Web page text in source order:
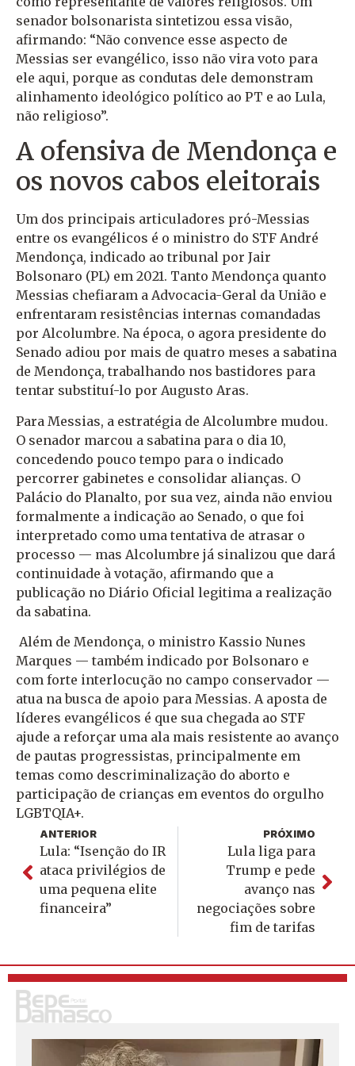
senador bolsonarista sintetizou essa visão,
afirmando: “Não convence esse aspecto de
Messias ser evangélico, isso não vira voto para
ele aqui, porque as condutas dele demonstram
alinhamento ideológico político ao PT e ao Lula,
não religioso”.
A ofensiva de Mendonça e
os novos cabos eleitorais
Um dos principais articuladores pró-Messias
entre os evangélicos é o ministro do STF André
Mendonça, indicado ao tribunal por Jair
Bolsonaro (PL) em 2021. Tanto Mendonça quanto
Messias chefiaram a Advocacia-Geral da União e
enfrentaram resistências internas comandadas
por Alcolumbre. Na época, o agora presidente do
Senado adiou por mais de quatro meses a sabatina
de Mendonça, trabalhando nos bastidores para
tentar substituí-lo por Augusto Aras.
Para Messias, a estratégia de Alcolumbre mudou.
O senador marcou a sabatina para o dia 10,
concedendo pouco tempo para o indicado
percorrer gabinetes e consolidar alianças. O
Palácio do Planalto, por sua vez, ainda não enviou
formalmente a indicação ao Senado, o que foi
interpretado como uma tentativa de atrasar o
processo — mas Alcolumbre já sinalizou que dará
continuidade à votação, afirmando que a
publicação no Diário Oficial legitima a realização
da sabatina.
Além de Mendonça, o ministro Kassio Nunes
Marques — também indicado por Bolsonaro e
com forte interlocução no campo conservador —
atua na busca de apoio para Messias. A aposta de
líderes evangélicos é que sua chegada ao STF
ajude a reforçar uma ala mais resistente ao avanço
de pautas progressistas, principalmente em
temas como descriminalização do aborto e
participação de crianças em eventos do orgulho
LGBTQIA+.
ANTERIOR
Lula: “Isenção do IR
ataca privilégios de
uma pequena elite
financeira”
PRÓXIMO
Lula liga para
Trump e pede
avanço nas
negociações sobre
fim de tarifas